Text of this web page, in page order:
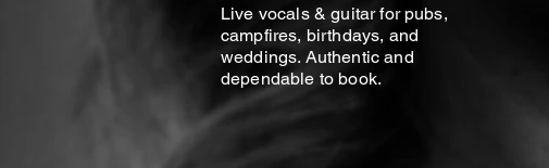
Live vocals & guitar for pubs,
campfires, birthdays, and
weddings. Authentic and
dependable to book.